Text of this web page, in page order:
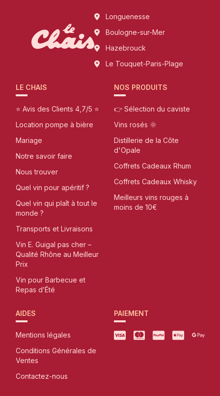
Longuenesse
Boulogne-sur-Mer
Hazebrouck
Le Touquet-Paris-Plage
LE CHAIS
⭐ Avis des Clients 4,7/5 ⭐
Location pompe à bière
Mariage
Notre savoir faire
Nous trouver
Quel vin pour apéritif ?
Quel vin qui plaît à tout le
monde ?
Transports et Livraisons
Vin E. Guigal pas cher –
Qualité Rhône au Meilleur
Prix
Vin pour Barbecue et
Repas d’Été
NOS PRODUITS
👉 Sélection du caviste
Vins rosés 🌞
Distillerie de la Côte
d'Opale
Coffrets Cadeaux Rhum
Coffrets Cadeaux Whisky
Meilleurs vins rouges à
moins de 10€
AIDES
Mentions légales
Conditions Générales de
Ventes
Contactez-nous
PAIEMENT